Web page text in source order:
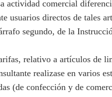
actividad comercial
usuarios directos de tales
segundo, de la
relativo a artículos de
realizase en varios
(de confección y de